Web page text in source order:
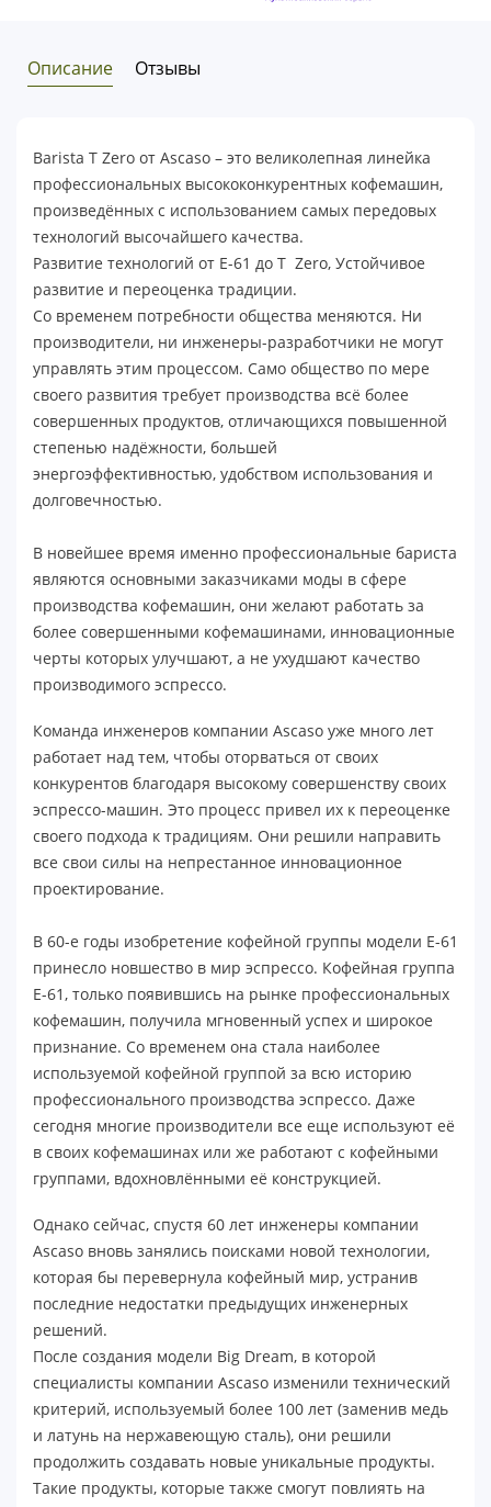
Описание Отзывы
Barista T Zero от Ascaso – это великолепная линейка
профессиональных высококонкурентных кофемашин,
произведённых с использованием самых передовых
технологий высочайшего качества.
Развитие технологий от E-61 до T Zero, Устойчивое
развитие и переоценка традиции.
Со временем потребности общества меняются. Ни
производители, ни инженеры-разработчики не могут
управлять этим процессом. Само общество по мере
своего развития требует производства всё более
совершенных продуктов, отличающихся повышенной
степенью надёжности, большей
энергоэффективностью, удобством использования и
долговечностью.
В новейшее время именно профессиональные бариста
являются основными заказчиками моды в сфере
производства кофемашин, они желают работать за
более совершенными кофемашинами, инновационные
черты которых улучшают, а не ухудшают качество
производимого эспрессо.
Команда инженеров компании Ascaso уже много лет
работает над тем, чтобы оторваться от своих
конкурентов благодаря высокому совершенству своих
эспрессо-машин. Это процесс привел их к переоценке
своего подхода к традициям. Они решили направить
все свои силы на непрестанное инновационное
проектирование.
В 60-е годы изобретение кофейной группы модели E-61
принесло новшество в мир эспрессо. Кофейная группа
E-61, только появившись на рынке профессиональных
кофемашин, получила мгновенный успех и широкое
признание. Со временем она стала наиболее
используемой кофейной группой за всю историю
профессионального производства эспрессо. Даже
сегодня многие производители все еще используют её
в своих кофемашинах или же работают с кофейными
группами, вдохновлёнными её конструкцией.
Однако сейчас, спустя 60 лет инженеры компании
Ascaso вновь занялись поисками новой технологии,
которая бы перевернула кофейный мир, устранив
последние недостатки предыдущих инженерных
решений.
После создания модели Big Dream, в которой
специалисты компании Ascaso изменили технический
критерий, используемый более 100 лет (заменив медь
и латунь на нержавеющую сталь), они решили
продолжить создавать новые уникальные продукты.
Такие продукты, которые также смогут повлиять на